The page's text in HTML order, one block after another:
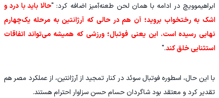
ابراهیموویچ در ادامه با همان لحن طعنه‌آمیز اضافه کرد: "حالا باید با درد و
اشک به رختخواب بروید؛ آن هم در حالی که آرژانتین به مرحله یک‌چهارم
نهایی رسیده است. این یعنی فوتبال؛ ورزشی که همیشه می‌تواند اتفاقات
استثنایی خلق کند."
با این حال، اسطوره فوتبال سوئد در کنار تمجید از آرژانتین، از عملکرد مصر هم
تقدیر کرد و معتقد بود شاگردان حسام حسن سزاوار احترام هستند.